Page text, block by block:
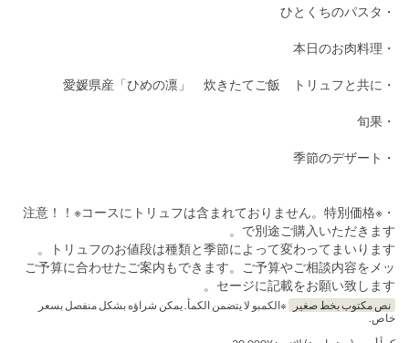
・ひとくちのパスタ
・本日のお肉料理
・愛媛県産「ひめの凛」 炊きたてご飯 トリュフと共に
・旬果
・季節のデザート
・※注意！！※コースにトリュフは含まれておりません。特別価格
で別途ご購入いただきます。
トリュフのお値段は種類と季節によって変わってまいります。
ご予算に合わせたご案内もできます。ご予算やご相談内容をメッ
セージに記載をお願い致します。
نص مكتوب بخط صغير
※الكمبو لا يتضمن الكمأ. يمكن شراؤه بشكل منفصل بسعر
خاص.